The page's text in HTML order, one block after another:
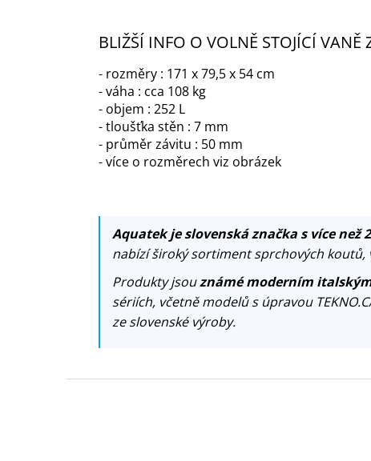
BLIŽŠÍ INFO O VOLNĚ STOJÍCÍ
- rozměry : 171 x 79,5 x 54 cm
- váha : cca 108 kg
- objem : 252 L
- tloušťka stěn : 7 mm
- průměr závitu : 50 mm
- více o rozměrech viz obrázek
Aquatek je slovenská značka s více než
nabízí široký sortiment sprchových koutů,
Produkty jsouznámé moderním
sériích, včetně modelů s úpravou
ze slovenské výroby.